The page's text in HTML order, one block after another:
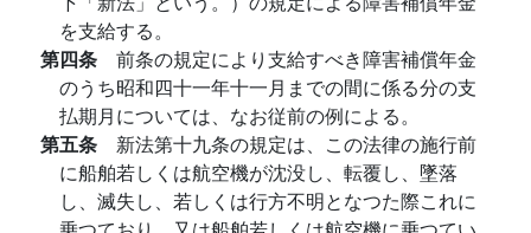
を支給する。
第四条 前条の規定により支給すべき障害補償年金
のうち昭和四十一年十一月までの間に係る分の支
払期月については、なお従前の例による。
第五条 新法第十九条の規定は、この法律の施行前
に船舶若しくは航空機が沈没し、転覆し、墜落
し、滅失し、若しくは行方不明となつた際これに